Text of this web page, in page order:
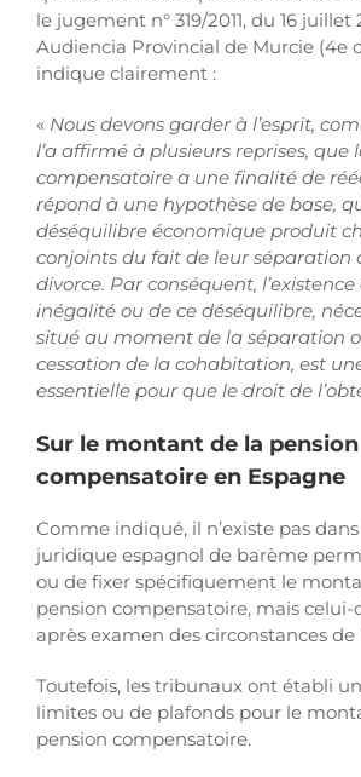
le jugement n° 319/2011, du 16 juillet
Audiencia Provincial de Murcie (4e
indique clairement :
« Nous devons garder à l’esprit,
l’a affirmé à plusieurs reprises, que
compensatoire a une finalité de
répond à une hypothèse de base,
déséquilibre économique produit
conjoints du fait de leur séparation
divorce. Par conséquent,
inégalité ou de ce déséquilibre,
situé au moment de la séparation
cessation de la cohabitation, est
essentielle pour que le droit de
Sur le montant de la pension
compensatoire en Espagne
Comme indiqué, il n’existe pas dans
juridique espagnol de barème
ou de fixer spécifiquement le
pension compensatoire, mais celui-
après examen des circonstances de
Toutefois, les tribunaux ont établi
limites ou de plafonds pour le
pension compensatoire.